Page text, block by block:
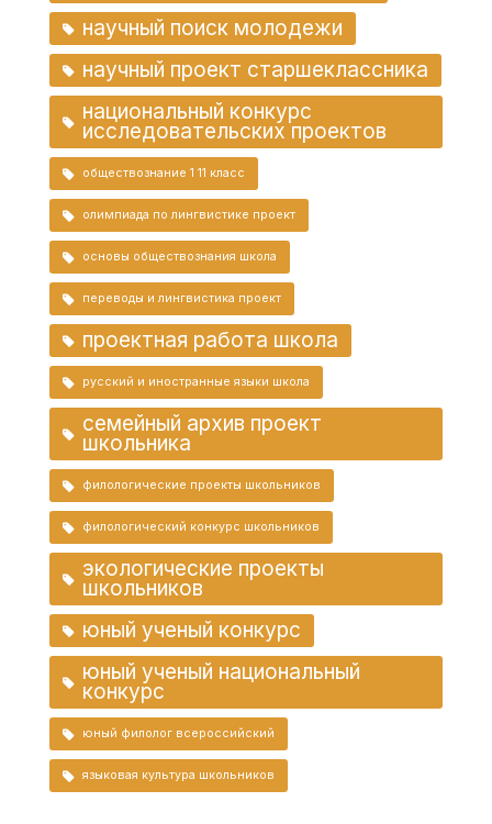
научный поиск молодежи
научный проект старшеклассника
национальный конкурс
исследовательских проектов
обществознание 1 11 класс
олимпиада по лингвистике проект
основы обществознания школа
переводы и лингвистика проект
проектная работа школа
русский и иностранные языки школа
семейный архив проект
школьника
филологические проекты школьников
филологический конкурс школьников
экологические проекты
школьников
юный ученый конкурс
юный ученый национальный
конкурс
юный филолог всероссийский
языковая культура школьников